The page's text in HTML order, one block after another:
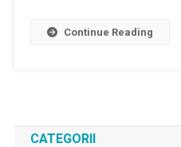
Continue Reading
CATEGORII